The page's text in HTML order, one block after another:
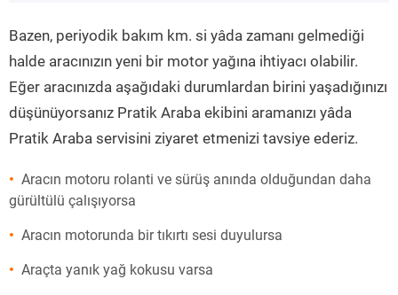
Bazen, periyodik bakım km. si yâda zamanı gelmediği
halde aracınızın yeni bir motor yağına ihtiyacı olabilir.
Eğer aracınızda aşağıdaki durumlardan birini yaşadığınızı
düşünüyorsanız Pratik Araba ekibini aramanızı yâda
Pratik Araba servisini ziyaret etmenizi tavsiye ederiz.
Aracın motoru rolanti ve sürüş anında olduğundan daha
gürültülü çalışıyorsa
Aracın motorunda bir tıkırtı sesi duyulursa
Araçta yanık yağ kokusu varsa